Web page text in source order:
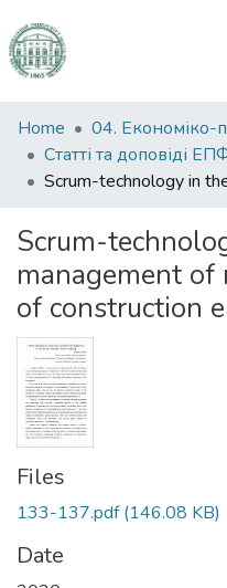
Communities
&
Collections
Statistics
Home
Статті та доповіді
Scrum-
management of
of construction
Files
133-137.pdf(146.08 KB)
Date